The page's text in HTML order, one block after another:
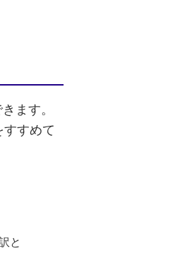
ます。
すめて
と